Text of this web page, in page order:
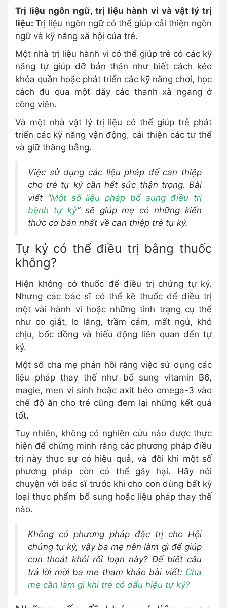
Trị liệu ngôn ngữ, trị liệu hành vi và vật lý trị
liệu:Trị liệu ngôn ngữ có thể giúp cải thiện ngôn
ngữ và kỹ năng xã hội của trẻ.
Một nhà trị liệu hành vi có thể giúp trẻ có các kỹ
năng tự giúp đỡ bản thân như biết cách kéo
khóa quần hoặc phát triển các kỹ năng chơi, học
cách đu qua một dãy các thanh xà ngang ở
công viên.
Và một nhà vật lý trị liệu có thể giúp trẻ phát
triển các kỹ năng vận động, cải thiện các tư thế
và giữ thăng bằng.
Việc sử dụng các liệu pháp để can thiệp
cho trẻ tự kỷ cần hết sức thận trọng. Bài
viết “Một số liệu pháp bổ sung điều trị
bệnh tự kỷ” sẽ giúp mẹ có những kiến
thức cơ bản nhất về can thiệp trẻ tự kỷ.
Tự kỷ có thể điều trị bằng thuốc
không?
Hiện không có thuốc để điều trị chứng tự kỷ.
Nhưng các bác sĩ có thể kê thuốc để điều trị
một vài hành vi hoặc những tình trạng cụ thể
như co giật, lo lắng, trầm cảm, mất ngủ, khó
chịu, bốc đồng và hiếu động liên quan đến tự
kỷ.
Một số cha mẹ phản hồi rằng việc sử dụng các
liệu pháp thay thế như bổ sung vitamin B6,
magie, men vi sinh hoặc axit béo omega-3 vào
chế độ ăn cho trẻ cũng đem lại những kết quả
tốt.
Tuy nhiên, không có nghiên cứu nào được thực
hiện để chứng minh rằng các phương pháp điều
trị này thực sự có hiệu quả, và đôi khi một số
phương pháp còn có thể gây hại. Hãy nói
chuyện với bác sĩ trước khi cho con dùng bất kỳ
loại thực phẩm bổ sung hoặc liệu pháp thay thế
nào.
Không có phương pháp đặc trị cho Hội
chứng tự kỷ, vậy ba mẹ nên làm gì để giúp
con thoát khỏi rối loạn này? Để biết câu
trả lời mời ba me tham khảo bài viết: Cha
mẹ cần làm gì khi trẻ có dấu hiệu tự kỷ?